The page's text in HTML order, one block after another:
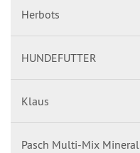
Herbots
HUNDEFUTTER
Klaus
Pasch Multi-Mix Mineral